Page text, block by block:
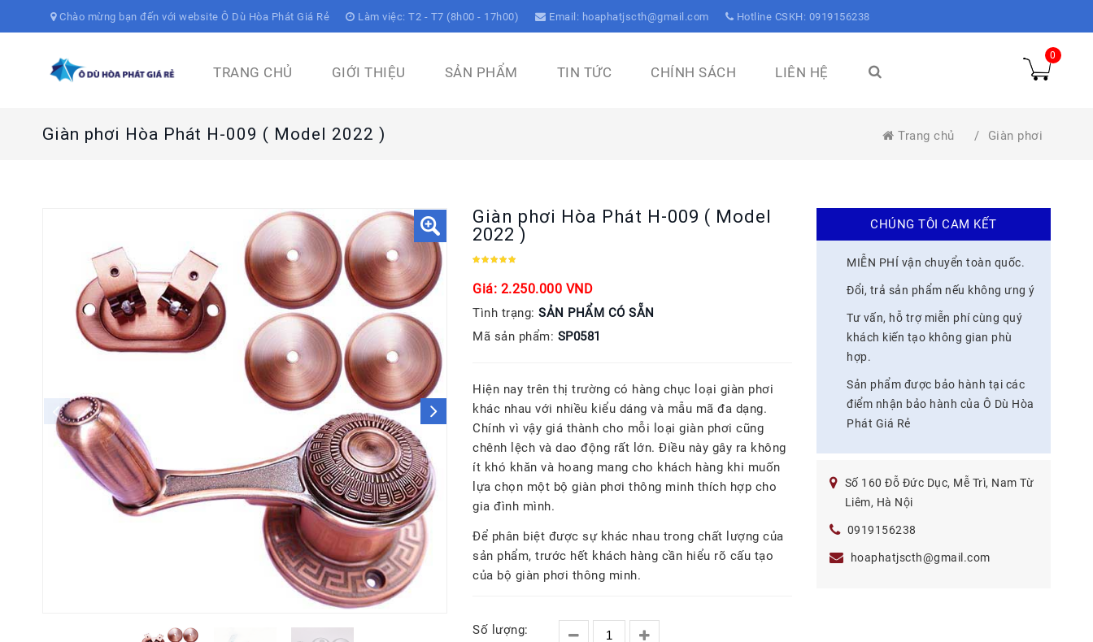
Chào mừng bạn đến với website Ô Dù Hòa Phát Giá Rẻ Làm việc: T2 - T7 (8h00 - 17h00) Email: hoaphatjscth@gmail.com Hotline CSKH: 0919156238
TRANG CHỦ GIỚI THIỆU SẢN PHẨM TIN TỨC CHÍNH SÁCH LIÊN HỆ
0
Giàn phơi Hòa Phát H-009 ( Model 2022 ) Trang chủ / Giàn phơi
Giàn phơi Hòa Phát H-009 ( Model
2022 )
Giá: 2.250.000 VND
Tình trạng: SẢN PHẨM CÓ SẴN
Mã sản phẩm: SP0581
Hiện nay trên thị trường có hàng chục loại giàn phơi
khác nhau với nhiều kiểu dáng và mẫu mã đa dạng.
Chính vì vậy giá thành cho mỗi loại giàn phơi cũng
chênh lệch và dao động rất lớn. Điều này gây ra không
ít khó khăn và hoang mang cho khách hàng khi muốn
lựa chọn một bộ giàn phơi thông minh thích hợp cho
gia đình mình.
Để phân biệt được sự khác nhau trong chất lượng của
sản phẩm, trước hết khách hàng cần hiểu rõ cấu tạo
của bộ giàn phơi thông minh.
Số lượng:
CHÚNG TÔI CAM KẾT
MIỄN PHÍ vận chuyển toàn quốc.
Đổi, trả sản phẩm nếu không ưng ý
Tư vấn, hỗ trợ miễn phí cùng quý
khách kiến tạo không gian phù
hợp.
Sản phẩm được bảo hành tại các
điểm nhận bảo hành của Ô Dù Hòa
Phát Giá Rẻ
Số 160 Đỗ Đức Dục, Mễ Trì, Nam Từ
Liêm, Hà Nội
0919156238
hoaphatjscth@gmail.com